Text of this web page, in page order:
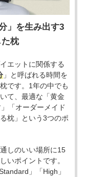
」を生み出す3
枕
エットに関係する
」と呼ばれる時間を
です。1年の中でも
て、最適な「黄金
「オーダーメイド
枕」という3つのポ
しのいい場所に15
いポイントです。
」「High」